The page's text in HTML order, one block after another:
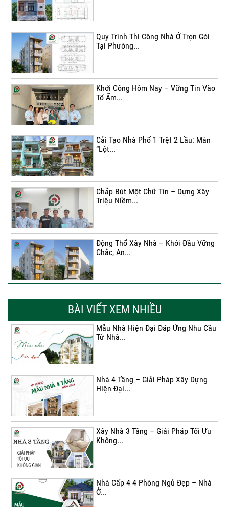
Quy Trình Thi Công Nhà Ở Trọn Gói
Tại Phường...
Khởi Công Hôm Nay – Vững Tin Vào
Tổ Ấm...
Cải Tạo Nhà Phố 1 Trệt 2 Lầu: Màn
“Lột...
Chắp Bút Một Chữ Tín – Dựng Xây
Triệu Niềm...
Động Thổ Xây Nhà – Khởi Đầu Vững
Chắc, An...
Chắc Cho...
BÀI VIẾT XEM NHIỀU
Mẫu Nhà Hiện Đại Đáp Ứng Nhu Cầu
Từ Nhà...
Nhà 4 Tầng – Giải Pháp Xây Dựng
Hiện Đại...
Xây Nhà 3 Tầng – Giải Pháp Tối Ưu
Không...
Nhà Cấp 4 4 Phòng Ngủ Đẹp – Nhà
Ở...